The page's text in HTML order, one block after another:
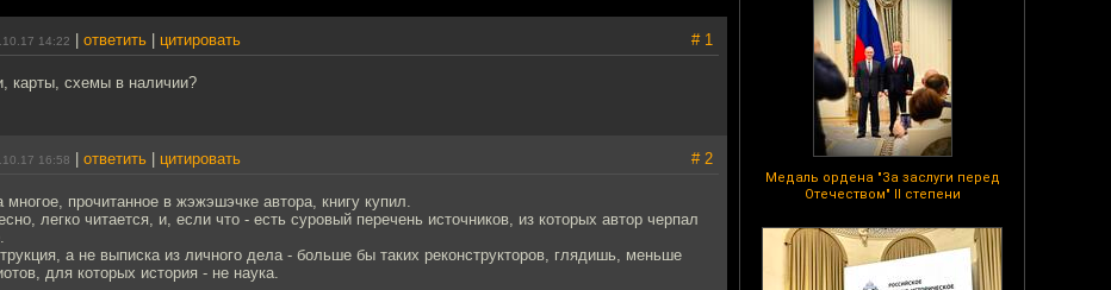
Медаль ордена "За заслуги перед
Отечеством" II степени
14:22 ответить цитировать # 1
карты, схемы в наличии?
16:58 ответить цитировать # 2
многое, прочитанное в жэжэшэчке автора, книгу купил.
легко читается, и, если что - есть суровый перечень источников, из которых автор черпал
а не выписка из личного дела - больше бы таких реконструкторов, глядишь, меньше
для которых история - не наука.